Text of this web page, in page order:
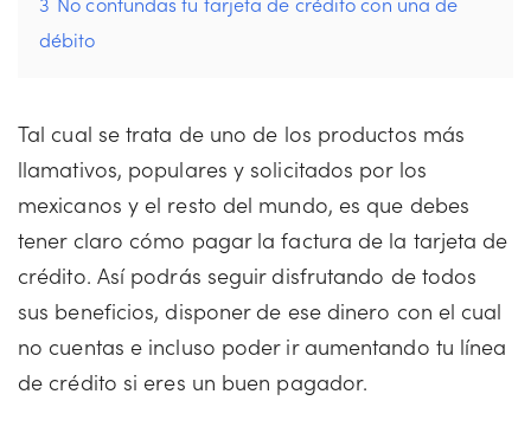
débito
Tal cual se trata de uno de los productos más
llamativos, populares y solicitados por los
mexicanos y el resto del mundo, es que debes
tener claro cómo pagar la factura de la tarjeta de
crédito. Así podrás seguir disfrutando de todos
sus beneficios, disponer de ese dinero con el cual
no cuentas e incluso poder ir aumentando tu línea
de crédito si eres un buen pagador.